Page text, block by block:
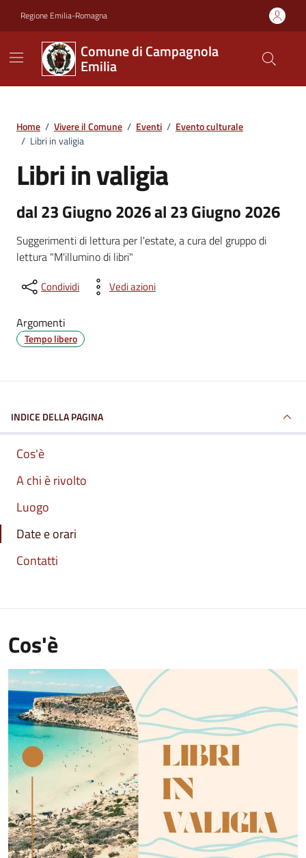
Regione Emilia-Romagna
Comune di Campagnola
Emilia
Home / Vivere il Comune / Eventi / Evento culturale
/ Libri in valigia
Libri in valigia
dal 23 Giugno 2026 al 23 Giugno 2026
Suggerimenti di lettura per l'estate, a cura del gruppo di
lettura "M'illumino di libri"
Condividi Vedi azioni
Argomenti
Tempo libero
INDICE DELLA PAGINA
Cos'è
A chi è rivolto
Luogo
Date e orari
Contatti
Cos'è